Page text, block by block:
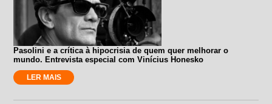
Pasolini e a crítica à hipocrisia de quem quer melhorar o
mundo. Entrevista especial com Vinícius Honesko
LER MAIS